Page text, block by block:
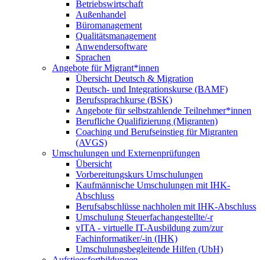
Betriebswirtschaft
Außenhandel
Büromanagement
Qualitätsmanagement
Anwendersoftware
Sprachen
Angebote für Migrant*innen
Übersicht Deutsch & Migration
Deutsch- und Integrationskurse (BAMF)
Berufssprachkurse (BSK)
Angebote für selbstzahlende Teilnehmer*innen
Berufliche Qualifizierung (Migranten)
Coaching und Berufseinstieg für Migranten
(AVGS)
Umschulungen und Externenprüfungen
Übersicht
Vorbereitungskurs Umschulungen
Kaufmännische Umschulungen mit IHK-
Abschluss
Berufsabschlüsse nachholen mit IHK-Abschluss
Umschulung Steuerfachangestellte/-r
vITA - virtuelle IT-Ausbildung zum/zur
Fachinformatiker/-in (IHK)
Umschulungsbegleitende Hilfen (UbH)